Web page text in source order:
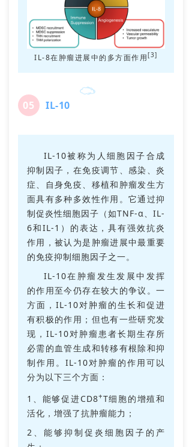
IL-8在肿瘤进展中的多方面作用[3]
05 IL-10
IL-10被称为人细胞因子合成
抑制因子，在免疫调节、感染、炎
症、自身免疫、移植和肿瘤发生方
面具有多种多效性作用。它通过抑
制促炎性细胞因子（如TNF-α、IL-
6和IL-1）的表达，具有强效抗炎
作用，被认为是肿瘤进展中最重要
的免疫抑制细胞因子之一。
IL-10在肿瘤发生发展中发挥
的作用至今仍存在较大的争议。一
方面，IL-10对肿瘤的生长和促进
有积极的作用；但也有一些研究发
现，IL-10对肿瘤患者长期生存所
必需的血管生成和转移有根除和抑
制作用。IL-10对肿瘤的作用可以
分为以下三个方面：
1、能够促进CD8+T细胞的增殖和
活化，增强了抗肿瘤能力；
2、能够抑制促炎细胞因子的产